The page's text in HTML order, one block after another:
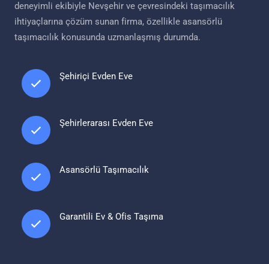
deneyimli ekibiyle Nevşehir ve çevresindeki taşımacılık
ihtiyaçlarına çözüm sunan firma, özellikle asansörlü
taşımacılık konusunda uzmanlaşmış durumda.
Şehiriçi Evden Eve
Şehirlerarası Evden Eve
Asansörlü Taşımacılık
Garantili Ev & Ofis Taşıma